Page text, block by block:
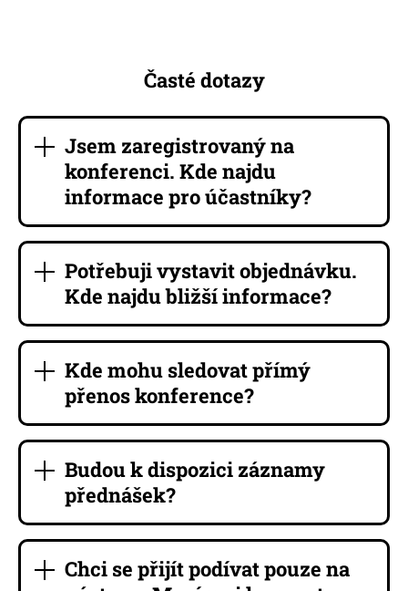
Časté dotazy
Jsem zaregistrovaný na
konferenci. Kde najdu
informace pro účastníky?
Potřebuji vystavit objednávku.
Kde najdu bližší informace?
Kde mohu sledovat přímý
přenos konference?
Budou k dispozici záznamy
přednášek?
Chci se přijít podívat pouze na